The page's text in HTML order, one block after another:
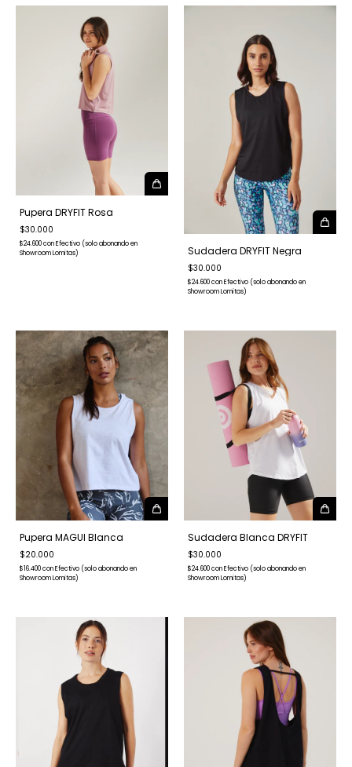
Pupera DRYFIT Rosa
$30.000
$24.600conEfectivo (solo abonando en
Showroom Lomitas)
Sudadera DRYFIT Negra
$30.000
$24.600conEfectivo (solo abonando en
Showroom Lomitas)
Pupera MAGUI Blanca
$20.000
$16.400conEfectivo (solo abonando en
Showroom Lomitas)
Sudadera Blanca DRYFIT
$30.000
$24.600conEfectivo (solo abonando en
Showroom Lomitas)